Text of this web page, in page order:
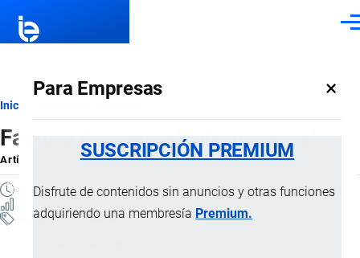
Para Empresas ×
SUSCRIPCIÓN PREMIUM
Disfrute de contenidos sin anuncios y otras funciones
adquiriendo una membresía Premium.
Ruta
de
navegación
Inicio
Factura Comercial Internacional
Artículo Jaime Mise, 12 Septiembre, 2024
2 MINUTOS
Despacho Aduanero